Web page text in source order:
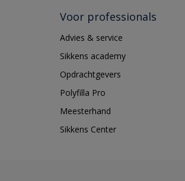
Voor professionals
Advies & service
Sikkens academy
Opdrachtgevers
Polyfilla Pro
Meesterhand
Sikkens Center